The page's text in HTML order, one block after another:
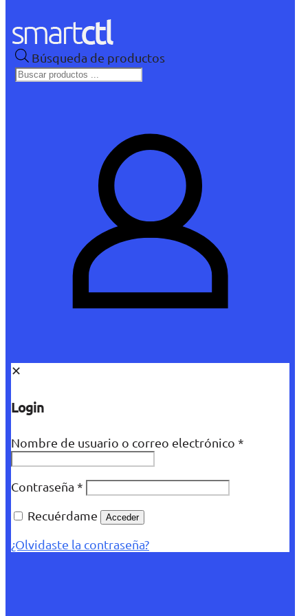
Búsqueda de productos
✕
Login
Nombre de usuario o correo electrónico *
Contraseña *
Recuérdame
Acceder
¿Olvidaste la contraseña?